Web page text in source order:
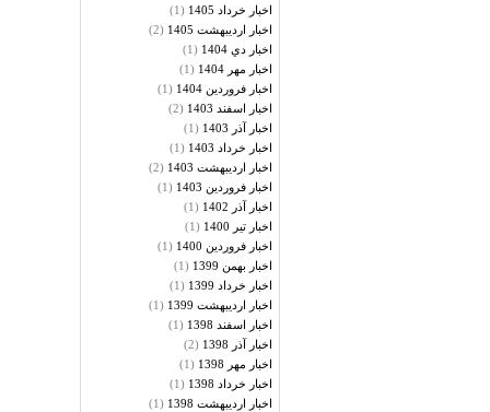
اخبار خرداد 1405
(1)
اخبار ارديبهشت 1405
(2)
اخبار دي 1404
(1)
اخبار مهر 1404
(1)
اخبار فروردين 1404
(1)
اخبار اسفند 1403
(2)
اخبار آذر 1403
(1)
اخبار خرداد 1403
(1)
اخبار ارديبهشت 1403
(2)
اخبار فروردين 1403
(1)
اخبار آذر 1402
(1)
اخبار تير 1400
(1)
اخبار فروردين 1400
(1)
اخبار بهمن 1399
(1)
اخبار خرداد 1399
(1)
اخبار ارديبهشت 1399
(1)
اخبار اسفند 1398
(1)
اخبار آذر 1398
(2)
اخبار مهر 1398
(1)
اخبار خرداد 1398
(1)
اخبار ارديبهشت 1398
(1)